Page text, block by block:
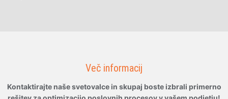
Več informacij
Kontaktirajte naše svetovalce in skupaj boste izbrali primerno